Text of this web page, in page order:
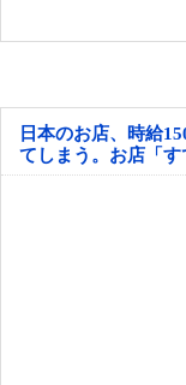
日本のお店、時給
てしまう。お店「す